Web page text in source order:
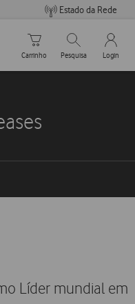
Estado da Rede
Carrinho de compras
Carrinho
Pesquisar
Pesquisa
My
Login
Líder mundial em